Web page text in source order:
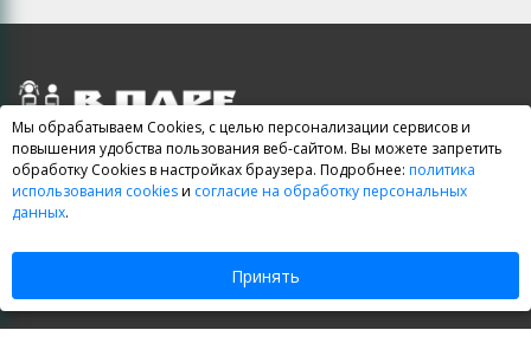
Мы обрабатываем Cookies, с целью персонализации сервисов и
повышения удобства пользования веб-сайтом. Вы можете запретить
обработку Cookies в настройках браузера. Подробнее: политика
использования cookiesи согласие на обработку персональных
данных.
Принять
Курсы ЕГЭ и ОГЭ
Курсы ЕГЭ
Договор-оферта|Политика обработки персональных данных|
Согласие на обработку персональных данных